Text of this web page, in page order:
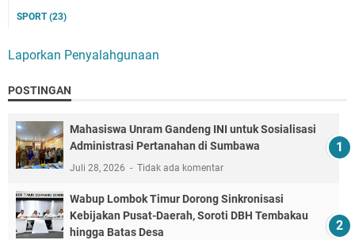
SPORT(23)
Laporkan Penyalahgunaan
POSTINGAN
Mahasiswa Unram Gandeng INI untuk Sosialisasi
Administrasi Pertanahan di Sumbawa
Juli 28, 2026 Tidak ada komentar
Wabup Lombok Timur Dorong Sinkronisasi
Kebijakan Pusat-Daerah, Soroti DBH Tembakau
hingga Batas Desa